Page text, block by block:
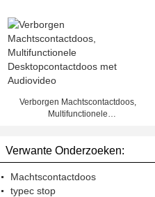
Verborgen Machtscontactdoos,
Multifunctionele
Verwante Onderzoeken:
Machtscontactdoos
typec stop